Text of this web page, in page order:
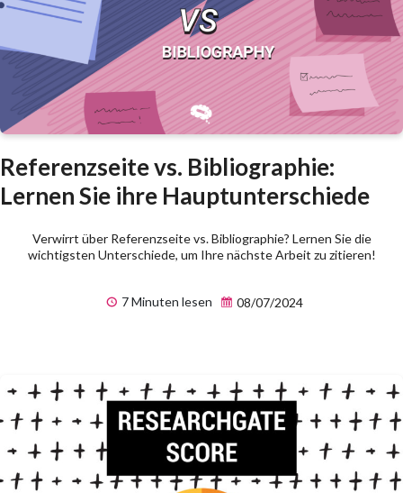
Referenzseite vs. Bibliographie:
Lernen Sie ihre Hauptunterschiede
Verwirrt über Referenzseite vs. Bibliographie? Lernen Sie die
wichtigsten Unterschiede, um Ihre nächste Arbeit zu zitieren!
7 Minuten lesen 08/07/2024